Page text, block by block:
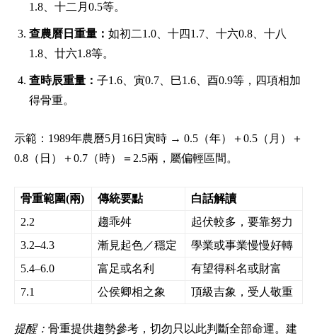
1.8、十二月0.5等。
查農曆日重量： 如初二1.0、十四1.7、十六0.8、十八
1.8、廿六1.8等。
查時辰重量： 子1.6、寅0.7、巳1.6、酉0.9等，四項相加
得骨重。
示範：1989年農曆5月16日寅時 → 0.5（年）＋0.5（月）＋
0.8（日）＋0.7（時）＝2.5兩，屬偏輕區間。
骨重範圍(兩) 傳統要點
白話解讀
2.2
趨乖舛
起伏較多，要靠努力
3.2–4.3
漸見起色／穩定
學業或事業慢慢好轉
5.4–6.0
富足或名利
有望得科名或財富
7.1
公侯卿相之象 頂級吉象，受人敬重
提醒： 骨重提供趨勢參考，切勿只以此判斷全部命運。建